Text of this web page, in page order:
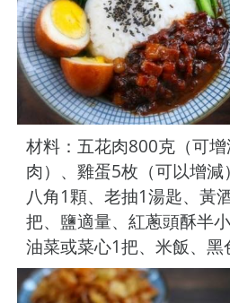
材料：五花肉800克（可
肉）、雞蛋5枚（可以增減
八角1顆、老抽1湯匙、黃
把、鹽適量、紅蔥頭酥半
油菜或菜心1把、米飯、黑